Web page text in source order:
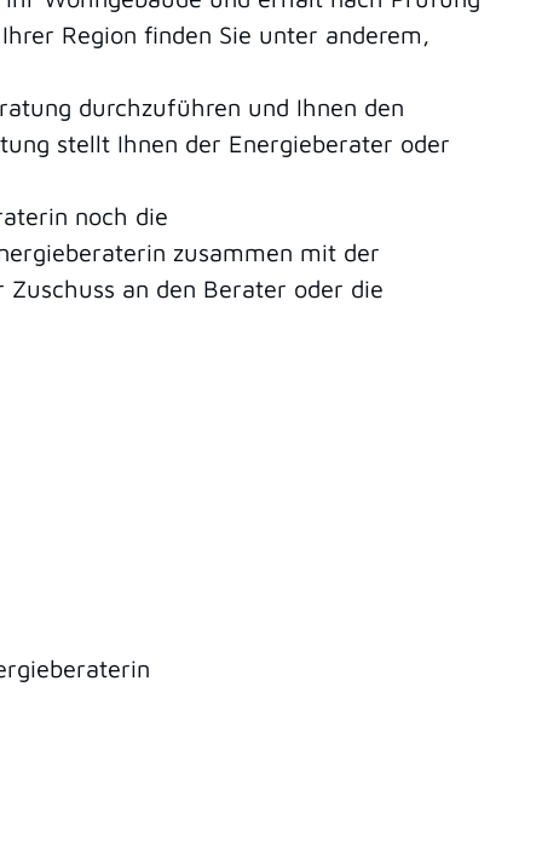
Region finden Sie unter anderem,
durchzuführen und Ihnen den
stellt Ihnen der Energieberater oder
noch die
zusammen mit der
an den Berater oder die